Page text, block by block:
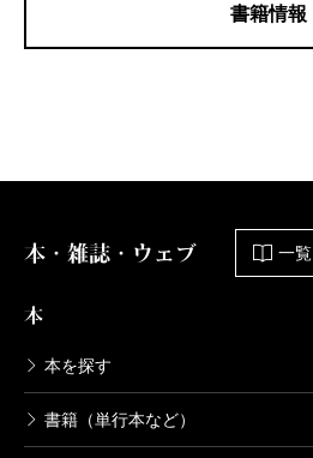
書籍情報
本・雑誌・ウェブ 一覧
本
本を探す
書籍（単行本など）